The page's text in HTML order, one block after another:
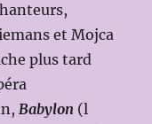
et Mojca
plus tard
Babylon (l